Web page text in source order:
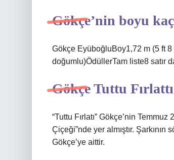
Gökçe’nin boyu
Gökçe EyüboğluBoy1,72 m (5 ft
doğumlu)ÖdüllerTam liste8 satır
Gökçe Tuttu
“Tuttu Fırlatı” Gökçe’nin Temmuz
Çiçeği”nde yer almıştır.
Gökçe’ye aittir.